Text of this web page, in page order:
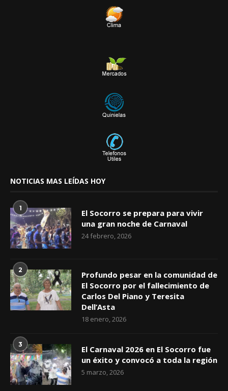
NOTICIAS MAS LEÍDAS HOY
1
El Socorro se prepara para vivir
una gran noche de Carnaval
24 febrero, 2026
2
Profundo pesar en la comunidad de
El Socorro por el fallecimiento de
Carlos Del Piano y Teresita
Dell’Asta
18 enero, 2026
3
El Carnaval 2026 en El Socorro fue
un éxito y convocó a toda la región
5 marzo, 2026